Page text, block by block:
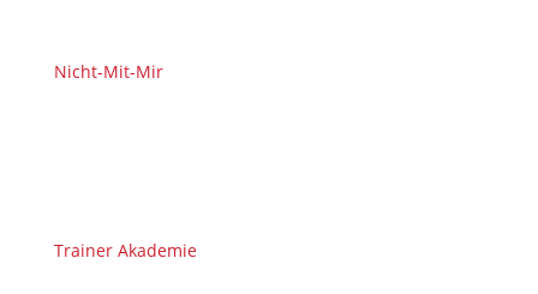
Nicht-Mit-Mir
Trainer Akademie